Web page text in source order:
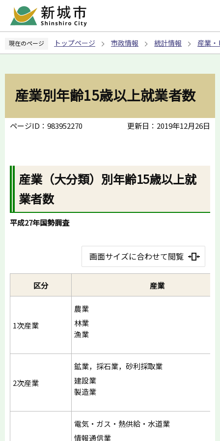
ペ
の
現在のページ トップページ 市政情報 統計情報 産業
産業別年齢15歳以上就業者数
ページID：983952270 更新日：2019年12月26日
産業（大分類）別年齢15歳以上就
業者数
平成27年国勢調査
画面サイズに合わせて閲覧
区分 産業
1次産業
農業
林業
漁業
2次産業
鉱業，採石業，砂利採取業
建設業
製造業
電気・ガス・熱供給・水道業
情報通信業